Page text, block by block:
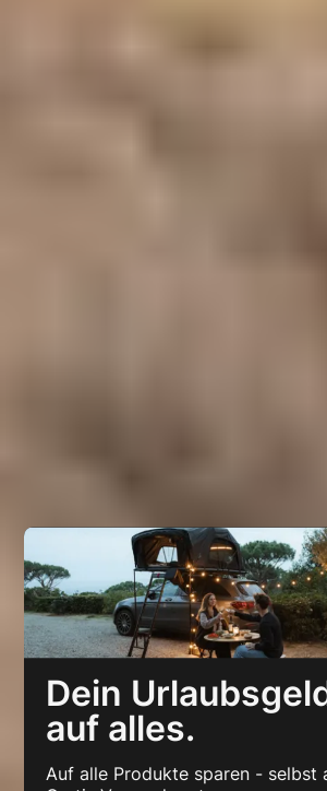
Dein
auf alles.
Auf alle Produkte sparen - selbst